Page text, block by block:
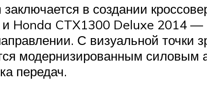
в создании
Honda CTX1300 Deluxe 2014 —
С визуальной точки
модернизированным силовым
передач.